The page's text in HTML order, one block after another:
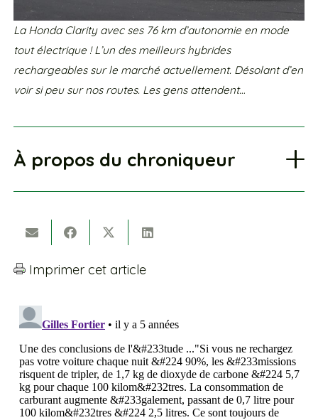
La Honda Clarity avec ses 76 km d’autonomie en mode
tout électrique ! L’un des meilleurs hybrides
rechargeables sur le marché actuellement. Désolant d’en
voir si peu sur nos routes. Les gens attendent…
À propos du chroniqueur
Imprimer cet article